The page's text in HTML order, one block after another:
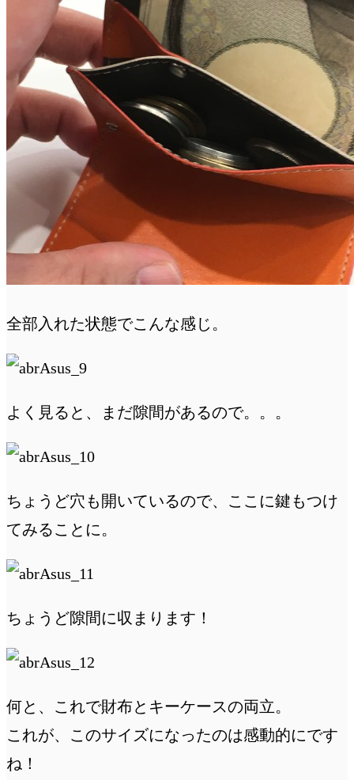
全部入れた状態でこんな感じ。
よく見ると、まだ隙間があるので。。。
ちょうど穴も開いているので、ここに鍵もつけ
てみることに。
ちょうど隙間に収まります！
何と、これで財布とキーケースの両立。
これが、このサイズになったのは感動的にです
ね！